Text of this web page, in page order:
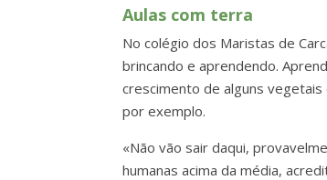
Aulas com terra
No colégio dos Maristas de
brincando e aprendendo.
crescimento de alguns
por exemplo.
«Não vão sair daqui,
humanas acima da média,